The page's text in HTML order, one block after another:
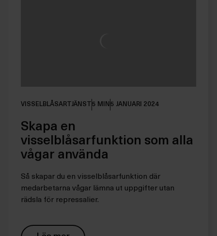
VISSELBLÅSARTJÄNST 5 MIN 5 JANUARI 2024
Skapa en
visselblåsarfunktion som alla
vågar använda
Så skapar du en visselblåsarfunktion där
medarbetarna vågar lämna ut uppgifter utan
rädsla för repressalier.